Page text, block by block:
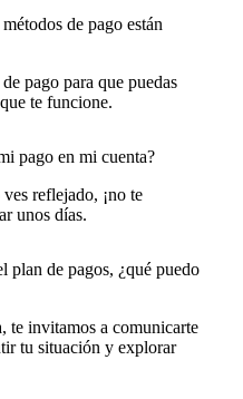
de pago están
pago para que puedas
te funcione.
pago en mi cuenta?
reflejado, ¡no te
unos días.
plan de pagos, ¿qué puedo
te invitamos a comunicarte
tu situación y explorar